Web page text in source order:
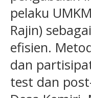
pelaku
Rajin)
efisien.
dan
test dan